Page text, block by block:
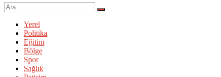
Yerel
Politika
Eğitim
Bölge
Spor
Sağlık